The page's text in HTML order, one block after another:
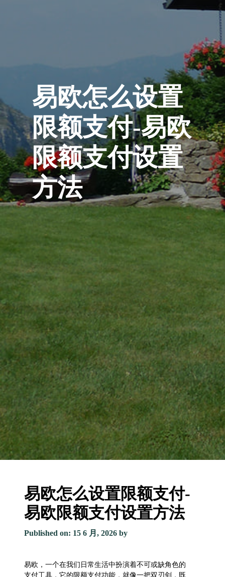
易欧怎么设置
限额支付-易欧
限额支付设置
方法
易欧怎么设置限额支付-
易欧限额支付设置方法
Published on: 15 6 月, 2026 by
易欧，一个在我们日常生活中扮演着不可或缺角色的